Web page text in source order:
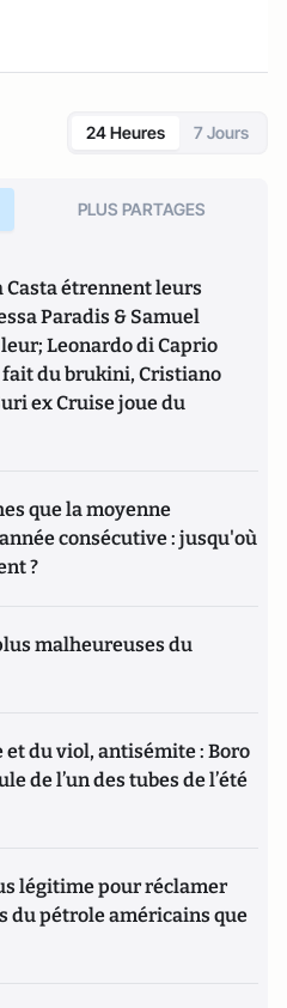
24 Heures 7 Jours
PLUS PARTAGES
Casta étrennent leurs
Paradis & Samuel
Leonardo di Caprio
du brukini, Cristiano
ex Cruise joue du
que la moyenne
consécutive : jusqu'où
?
malheureuses du
du viol, antisémite : Boro
de l’un des tubes de l’été
légitime pour réclamer
du pétrole américains que